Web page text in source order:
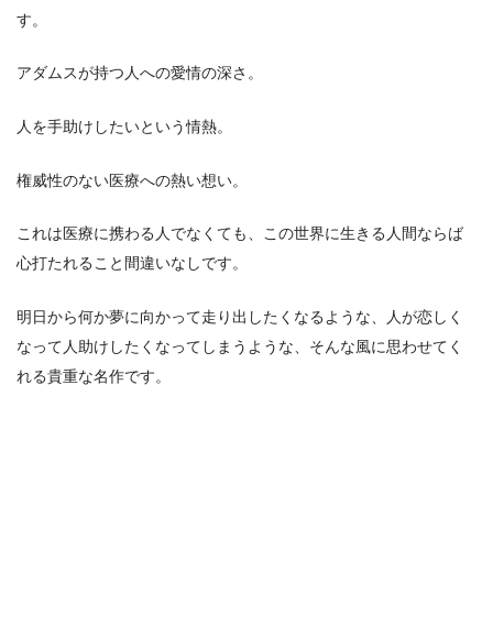
す。
アダムスが持つ人への愛情の深さ。
人を手助けしたいという情熱。
権威性のない医療への熱い想い。
これは医療に携わる人でなくても、この世界に生きる人間ならば
心打たれること間違いなしです。
明日から何か夢に向かって走り出したくなるような、人が恋しく
なって人助けしたくなってしまうような、そんな風に思わせてく
れる貴重な名作です。